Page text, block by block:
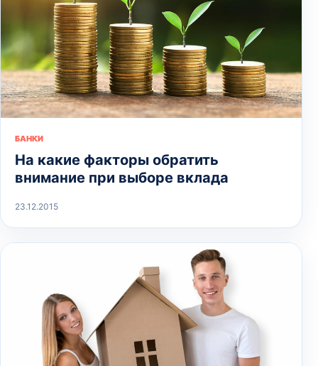
БАНКИ
На какие факторы обратить
внимание при выборе вклада
23.12.2015